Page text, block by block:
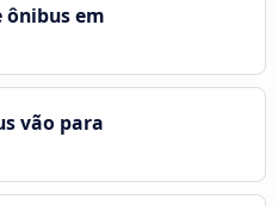
ônibus em
vão para